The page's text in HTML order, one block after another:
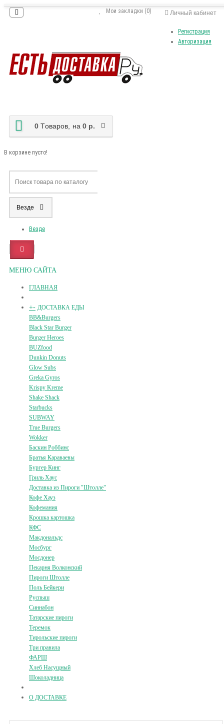
Личный кабинет
Регистрация
Авторизация
Мои закладки (0)
0 Tоваров, на 0 р.
В корзине пусто!
Везде
Везде
МЕНЮ САЙТА
ГЛАВНАЯ
+- ДОСТАВКА ЕДЫ
BB&Burgers
Black Star Burger
Burger Heroes
BUZfood
Dunkin Donuts
Glow Subs
Greka Gyros
Krispy Kreme
Shake Shack
Starbucks
SUBWAY
True Burgers
Wokker
Баскин Роббинс
Братья Караваевы
Бургер Кинг
Гриль Хаус
Доставка из Пироги "Штолле"
Кофе Хауз
Кофемания
Крошка картошка
КФС
Макдональдс
Мосбург
Мосдонер
Пекарня Волконский
Пироги Штолле
Поль Бейкери
Руспыш
Синнабон
Татарские пироги
Теремок
Тирольские пироги
Три правила
ФАРШ
Хлеб Насущный
Шоколадница
О ДОСТАВКЕ